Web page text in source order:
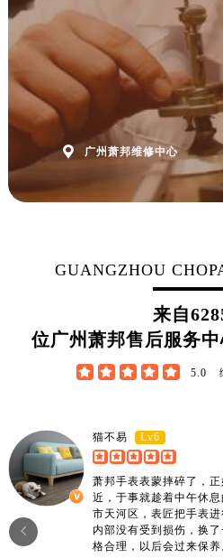
 广州萧邦维修中心
GUANGZHOU
来自
位广州萧邦售后服务
     5.0
猫不易 Lv6
萧邦手表表蒙摔碎了，
近，于事就趁着中午休
市天河区，表匠把手表
内部没有受到损伤，换
格合理，以后会过来保养
